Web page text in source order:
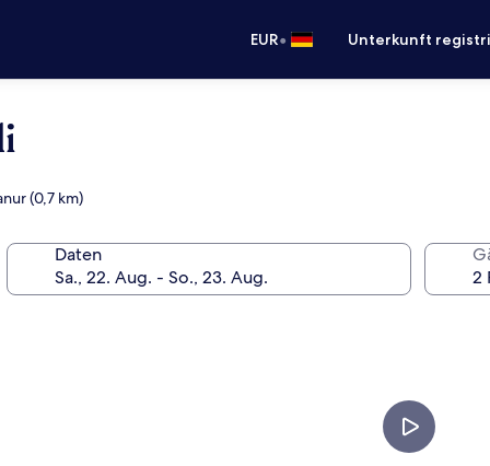
EUR• Unterkunft
(0,7 km)
Daten